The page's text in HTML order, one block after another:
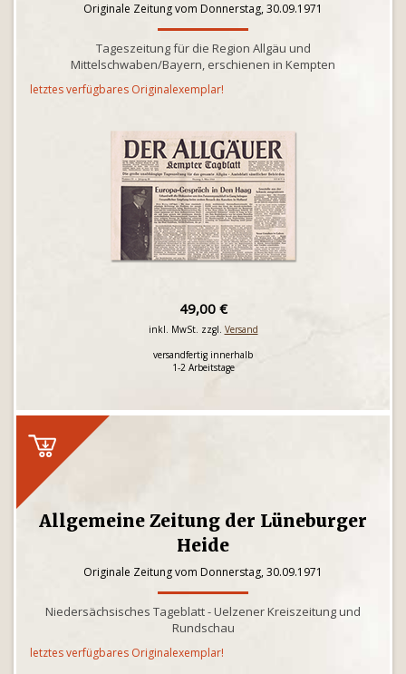
Originale Zeitung vom Donnerstag, 30.09.1971
Tageszeitung für die Region Allgäu und
Mittelschwaben/Bayern, erschienen in Kempten
letztes verfügbares Originalexemplar!
49,00 €
inkl. MwSt. zzgl. Versand
versandfertig innerhalb
1-2 Arbeitstage
Allgemeine Zeitung der Lüneburger
Heide
Originale Zeitung vom Donnerstag, 30.09.1971
Niedersächsisches Tageblatt - Uelzener Kreiszeitung und
Rundschau
letztes verfügbares Originalexemplar!